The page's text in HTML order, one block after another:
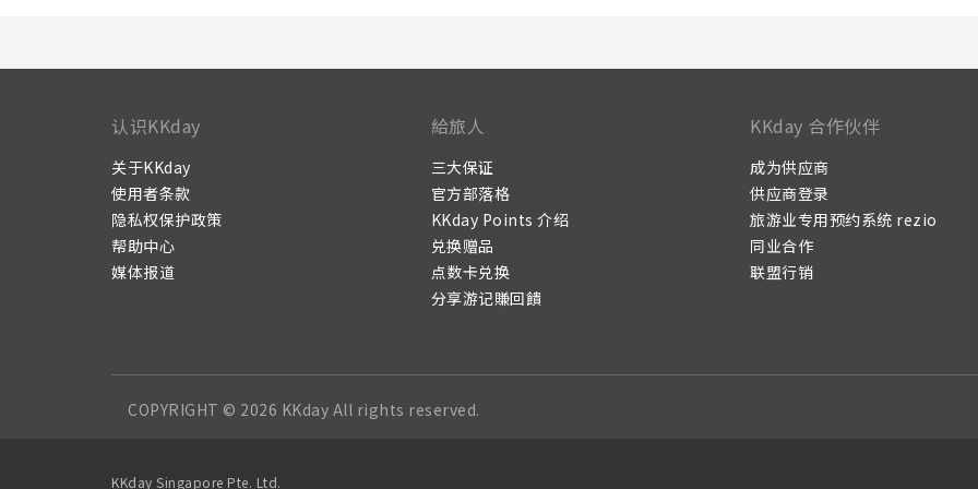
认识KKday
关于KKday
使用者条款
隐私权保护政策
帮助中心
媒体报道
給旅人
三大保证
官方部落格
KKday Points 介绍
兑换赠品
点数卡兑换
分享游记賺回饋
KKday 合作伙伴
成为供应商
供应商登录
旅游业专用预约系统 rezio
同业合作
联盟行销
COPYRIGHT © 2026 KKday All rights reserved.
KKday Singapore Pte. Ltd.